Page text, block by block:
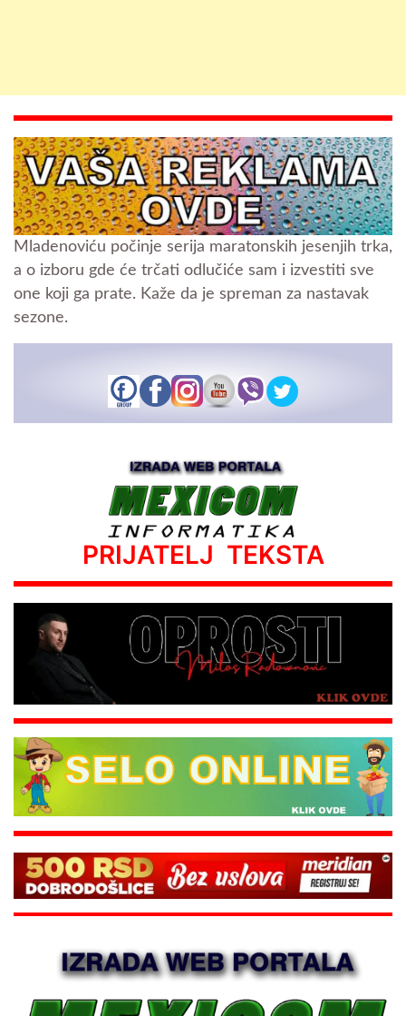
Mladenoviću počinje serija maratonskih jesenjih trka,
a o izboru gde će trčati odlučiće sam i izvestiti sve
one koji ga prate. Kaže da je spreman za nastavak
sezone.
PRIJATELJ TEKSTA